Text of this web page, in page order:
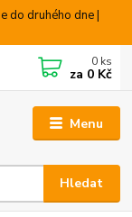
do druhého dne |
Menu
Hledat
0 ks
za 0 Kč